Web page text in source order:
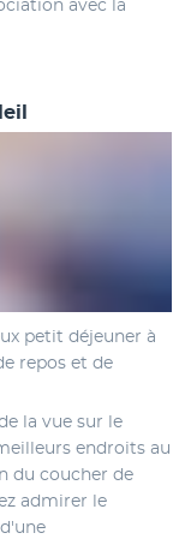
avec la
petit déjeuner à
repos et de
la vue sur le
endroits au
du coucher de
admirer le